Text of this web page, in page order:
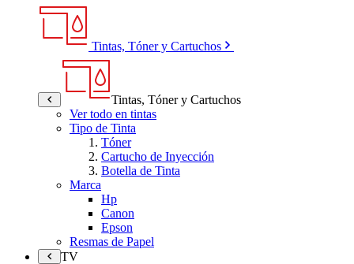
Tintas, Tóner y Cartuchos
Tintas, Tóner y Cartuchos
Ver todo en tintas
Tipo de Tinta
Tóner
Cartucho de Inyección
Botella de Tinta
Marca
Hp
Canon
Epson
Resmas de Papel
TV